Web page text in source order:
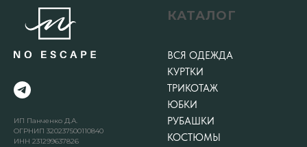
ИП Панченко Д.А.
ОГРНИП 320237500110840
ИНН 231299637826
КАТАЛОГ
ВСЯ ОДЕЖДА
КУРТКИ
ТРИКОТАЖ
ЮБКИ
РУБАШКИ
КОСТЮМЫ